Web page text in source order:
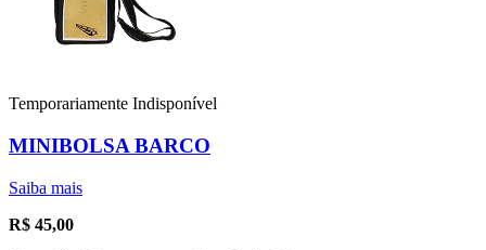
Temporariamente Indisponível
MINIBOLSA BARCO
Saiba mais
R$ 45,00